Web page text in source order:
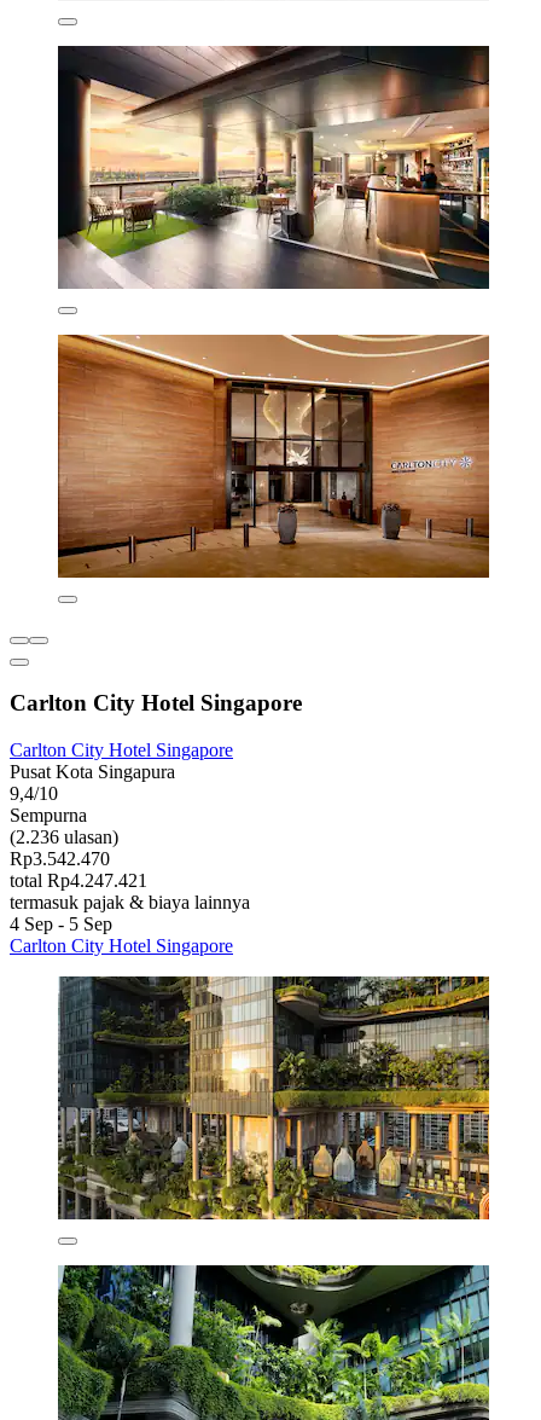
Carlton City Hotel Singapore
Carlton City Hotel Singapore
Pusat Kota Singapura
9,4/10
Sempurna
(2.236 ulasan)
Rp3.542.470
total Rp4.247.421
termasuk pajak & biaya lainnya
4 Sep - 5 Sep
Carlton City Hotel Singapore